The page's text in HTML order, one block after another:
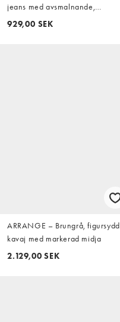
jeans med avsmalnande,
rundade ben och uppvikt fåll
929,00 SEK
ARRANGE – Brungrå, figursydd
kavaj med markerad midja
2.129,00 SEK